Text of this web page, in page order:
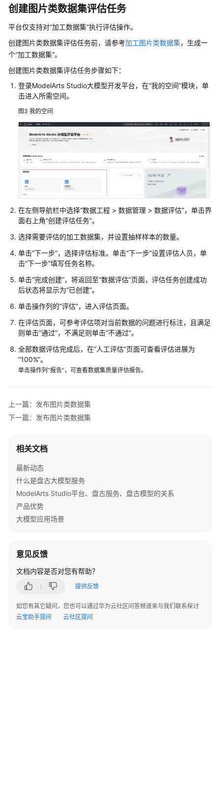
工
程
构
数
据
集
数
工
程
介
绍
数
使
用
流
数
据
集
式
要
求
导
入
盘
古
加
数
据
集
数
集
据
集
创建图片类数据集评估任务
平台仅支持对“加工数据集”执行评估操作。
创建图片类数据集评估任务前，请参考加工图片类数据集，生成一
个“加工数据集”。
创建图片类数据集评估任务步骤如下：
登录ModelArts Studio大模型开发平台，在“我的空间”模块，单
击进入所需空间。
图3 我的空间
在左侧导航栏中选择“数据工程 > 数据管理 > 数据评估”，单击界
面右上角“创建评估任务”。
选择需要评估的加工数据集，并设置抽样样本的数量。
单击“下一步”，选择评估标准。单击“下一步”设置评估人员，单
击“下一步”填写任务名称。
单击“完成创建”，将返回至“数据评估”页面，评估任务创建成功
后状态将显示为“已创建”。
单击操作列的“评估”，进入评估页面。
在评估页面，可参考评估项对当前数据的问题进行标注，且满足
则单击“通过”，不满足则单击“不通过”。
全部数据评估完成后，在“人工评估”页面可查看评估进展为
“100%”。
单击操作列“报告”，可查看数据集质量评估报告。
上一篇：发布图片类数据集
下一篇：发布图片类数据集
相关文档
最新动态
什么是盘古大模型服务
ModelArts Studio平台、盘古服务、盘古模型的关系
产品优势
大模型应用场景
意见反馈
文档内容是否对您有帮助？
提供反馈
如您有其它疑问，您也可以通过华为云社区问答频道来与我们联系探讨
云宝助手提问
云社区提问